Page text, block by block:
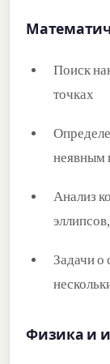
Поиск
точках
неявным
Анализ
Задачи о
Физика и